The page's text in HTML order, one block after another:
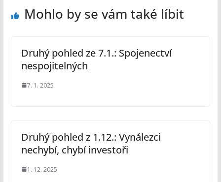
Mohlo by se vám také líbit
Druhý pohled ze 7.1.: Spojenectví
nespojitelných
7. 1. 2025
Druhý pohled z 1.12.: Vynálezci
nechybí, chybí investoři
1. 12. 2025